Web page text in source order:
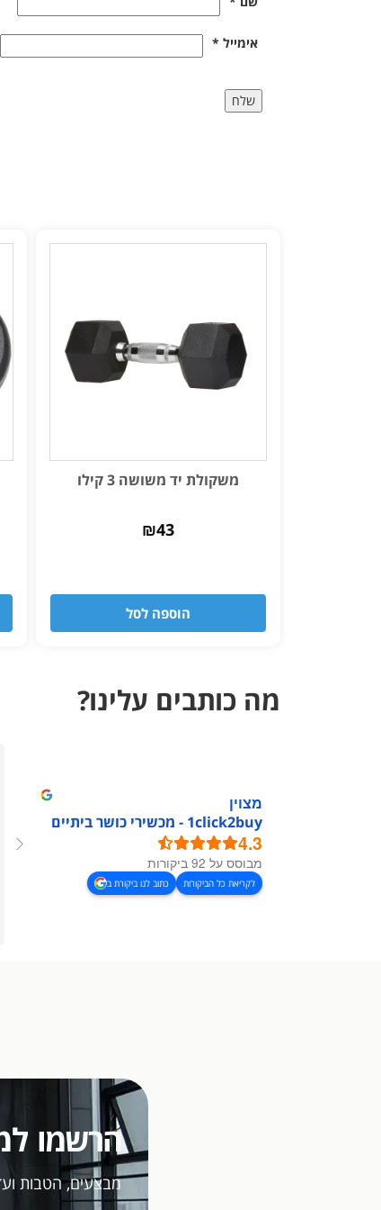
אימייל *
משקולת יד משושה 3 קילו
₪43
הוספה לסל
מה כותבים עלינו?
מצוין
1click2buy - מכשירי כושר ביתיים
4.3
מבוסס על 92 ביקורות
לקריאת כל הביקורות כתוב לנו ביקורת ב
הרשמו
מבצעים, הטבות